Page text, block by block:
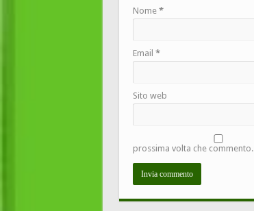
Nome *
Email *
Sito web
prossima volta che commento.